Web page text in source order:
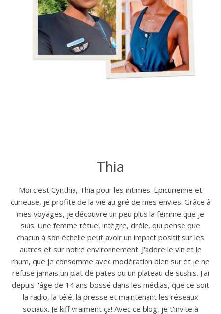
Thia
Moi c'est Cynthia, Thia pour les intimes. Epicurienne et
curieuse, je profite de la vie au gré de mes envies. Grâce à
mes voyages, je découvre un peu plus la femme que je
suis. Une femme têtue, intègre, drôle, qui pense que
chacun à son échelle peut avoir un impact positif sur les
autres et sur notre environnement. J'adore le vin et le
rhum, que je consomme avec modération bien sur et je ne
refuse jamais un plat de pates ou un plateau de sushis. J'ai
depuis l'âge de 14 ans bossé dans les médias, que ce soit
la radio, la télé, la presse et maintenant les réseaux
sociaux. Je kiff vraiment ça! Avec ce blog, je t'invite à